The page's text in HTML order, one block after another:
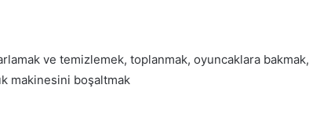
ve temizlemek, toplanmak, oyuncaklara bakmak,
makinesini boşaltmak